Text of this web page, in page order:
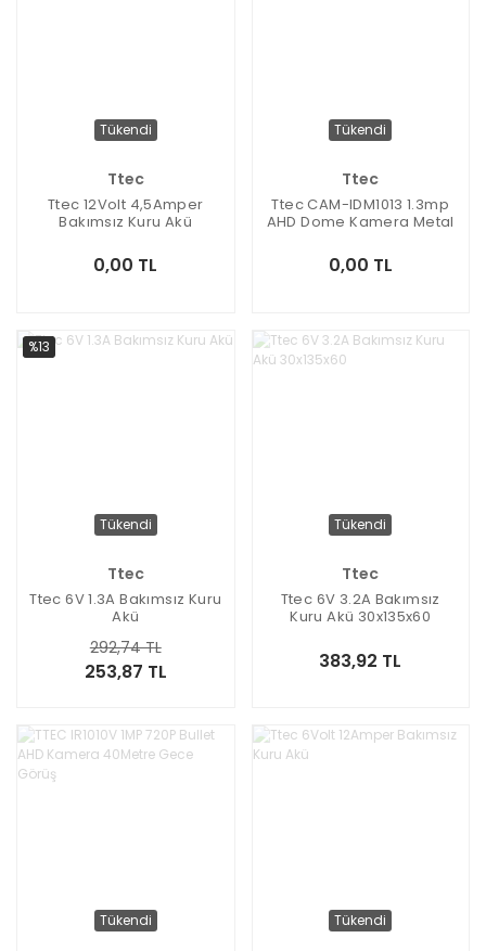
Tükendi
Ttec
Ttec 12Volt 4,5Amper
Bakımsız Kuru Akü
0,00 TL
Tükendi
Ttec
Ttec CAM-IDM1013 1.3mp
AHD Dome Kamera Metal
0,00 TL
%13
Tükendi
Ttec
Ttec 6V 1.3A Bakımsız Kuru
Akü
253,87 TL
292,74 TL
Tükendi
Ttec
Ttec 6V 3.2A Bakımsız
Kuru Akü 30x135x60
383,92 TL
Tükendi Tükendi